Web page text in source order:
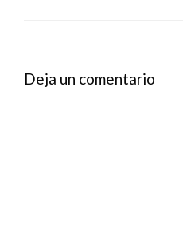
Deja un comentario